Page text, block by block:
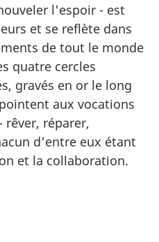
l'espoir - est
et se reflète dans
de tout le monde
quatre cercles
gravés en or le long
aux vocations
rêver, réparer,
d'entre eux étant
et la collaboration.